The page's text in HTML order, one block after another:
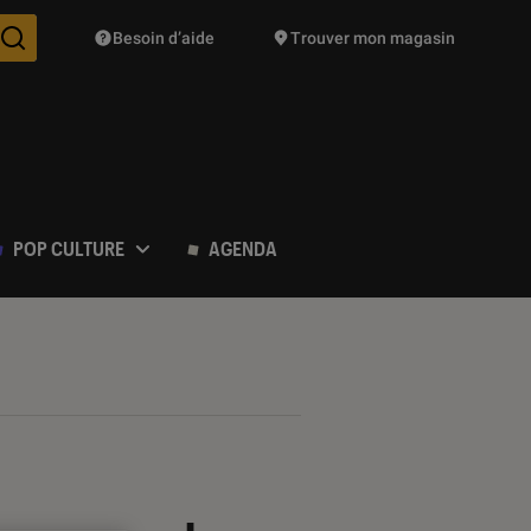
Des suggestions de produits vont vous être proposées
Besoin d’aide Trouver mon magasin
POP CULTURE AGENDA